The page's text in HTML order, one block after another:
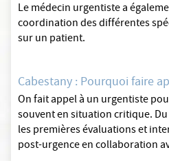
Le médecin urgentiste a
coordination des différentes
sur un patient.
Cabestany : Pourquoi faire
On fait appel à un urgentiste
souvent en situation critique.
les premières évaluations et
post-urgence en collaboration